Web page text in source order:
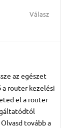
Válasz
az egészet
a router kezelési
el a router
tovább a